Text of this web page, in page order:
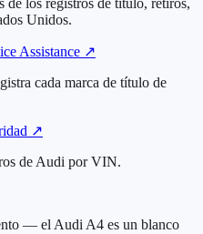
de los registros de título, retiros,
Unidos.
Assistance ↗
cada marca de título de
↗
de Audi por VIN.
— el Audi A4 es un blanco